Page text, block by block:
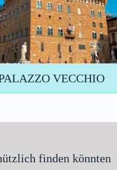
VECCHIO
finden könnten